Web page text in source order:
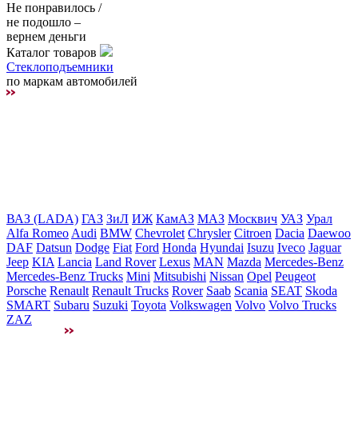
Не понравилось /
не подошло –
вернем деньги
Каталог товаров
Стеклоподъемники
по маркам автомобилей
ВАЗ (LADA) ГАЗ ЗиЛ ИЖ КамАЗ МАЗ Москвич УАЗ Урал
Alfa Romeo Audi BMW Chevrolet Chrysler Citroen Dacia Daewoo
DAF Datsun Dodge Fiat Ford Honda Hyundai Isuzu Iveco Jaguar
Jeep KIA Lancia Land Rover Lexus MAN Mazda Mercedes-Benz
Mercedes-Benz Trucks Mini Mitsubishi Nissan Opel Peugeot
Porsche Renault Renault Trucks Rover Saab Scania SEAT Skoda
SMART Subaru Suzuki Toyota Volkswagen Volvo Volvo Trucks
ZAZ